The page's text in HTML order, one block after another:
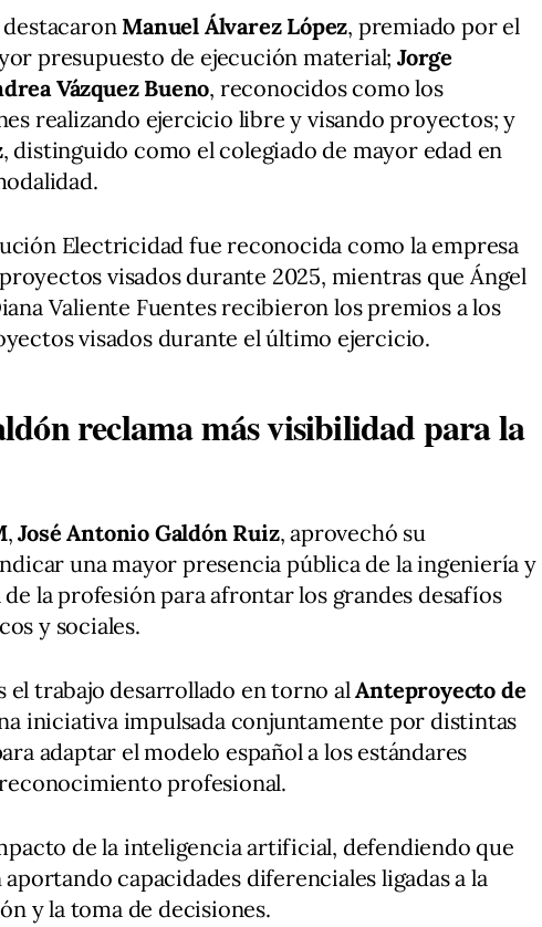
Manuel Álvarez López, premiado por el
presupuesto de ejecución material; Jorge
Vázquez Bueno, reconocidos como los
realizando ejercicio libre y visando proyectos; y
, distinguido como el colegiado de mayor edad en
Electricidad fue reconocida como la empresa
visados durante 2025, mientras que Ángel
Valiente Fuentes recibieron los premios a los
visados durante el último ejercicio.
reclama más visibilidad para la
,José Antonio Galdón Ruiz, aprovechó su
una mayor presencia pública de la ingeniería y
la profesión para afrontar los grandes desafíos
y sociales.
el trabajo desarrollado en torno alAnteproyecto de
iniciativa impulsada conjuntamente por distintas
adaptar el modelo español a los estándares
profesional.
de la inteligencia artificial, defendiendo que
capacidades diferenciales ligadas a la
y la toma de decisiones.